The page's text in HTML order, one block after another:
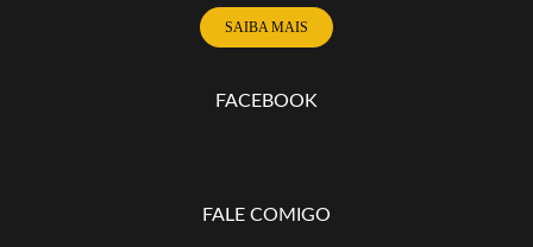
SAIBA MAIS
FACEBOOK
FALE COMIGO